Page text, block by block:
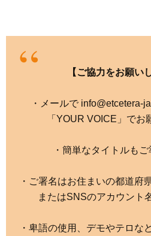
【ご協力をお願い
・メールで info@etcetera-
「YOUR VOICE」でお
・簡単なタイトルもご
・ご署名はお住まいの都道府
またはSNSのアカウント
・卑語の使用、デモやテロな